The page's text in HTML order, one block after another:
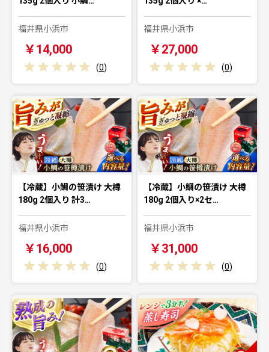
福井県小浜市
￥14,000
(0)
福井県小浜市
￥27,000
(0)
【冷蔵】小鯛の笹漬け 大樽
180g 2個入り 計3…
福井県小浜市
￥16,000
(0)
【冷蔵】小鯛の笹漬け 大樽
180g 2個入り×2セ…
福井県小浜市
￥31,000
(0)